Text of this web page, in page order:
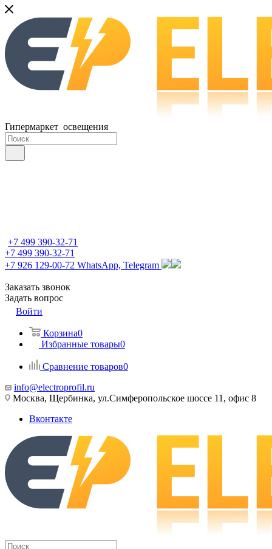
Гипермаркет освещения
+7 499 390-32-71
+7 499 390-32-71
+7 926 129-00-72 WhatsApp, Telegram
Заказать звонок
Задать вопрос
Войти
Корзина0
Избранные товары0
Сравнение товаров0
info@electroprofil.ru
Москва, Щербинка, ул.Симферопольское шоссе 11, офис 8
Вконтакте